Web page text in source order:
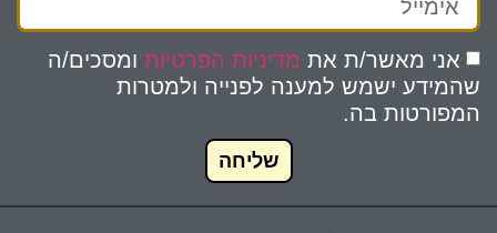
אני מאשר/ת את מדיניות הפרטיות ומסכים/ה
שהמידע ישמש למענה לפנייה ולמטרות
המפורטות בה.
שליחה